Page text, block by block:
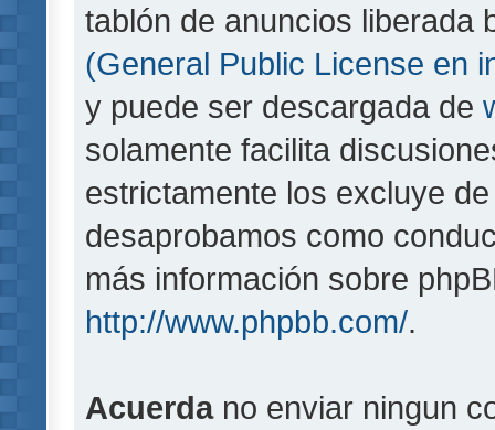
tablón de anuncios liberada
(General Public License en
y puede ser descargada de
solamente facilita
estrictamente los excluye
desaprobamos como
más información sobre
http://www.phpbb.com/.
Acuerdano enviar ningun